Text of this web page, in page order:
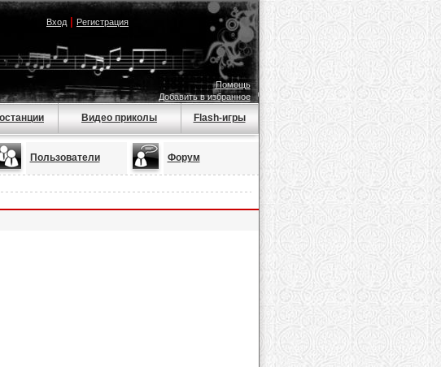
Вход| Регистрация
Помощь
Добавить в избранное
Видео приколы Flash-игры
Пользователи Форум